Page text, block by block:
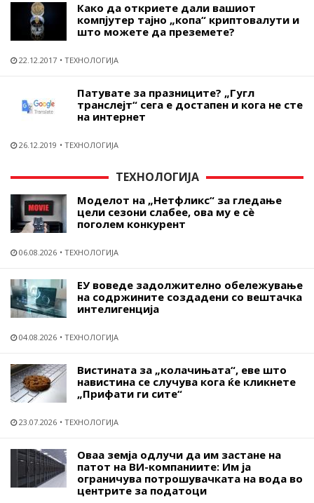
Како да откриете дали вашиот
компјутер тајно „копа“ криптовалути и
што можете да преземете?
22.12.2017 ТЕХНОЛОГИЈА
Патувате за празниците? „Гугл
транслејт“ сега е достапен и кога не сте
на интернет
26.12.2019 ТЕХНОЛОГИЈА
ТЕХНОЛОГИЈА
Моделот на „Нетфликс“ за гледање
цели сезони слабее, ова му е сѐ
поголем конкурент
06.08.2026 ТЕХНОЛОГИЈА
ЕУ воведе задолжително обележување
на содржините создадени со вештачка
интелигенција
04.08.2026 ТЕХНОЛОГИЈА
Вистината за „колачињата“, еве што
навистина се случува кога ќе кликнете
„Прифати ги сите“
23.07.2026 ТЕХНОЛОГИЈА
Оваа земја одлучи да им застане на
патот на ВИ-компаниите: Им ја
ограничува потрошувачката на вода во
центрите за податоци